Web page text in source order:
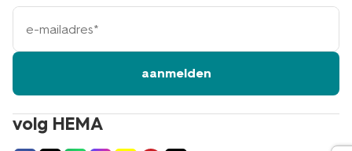
volg HEMA
e-
mailadres
aanmelden